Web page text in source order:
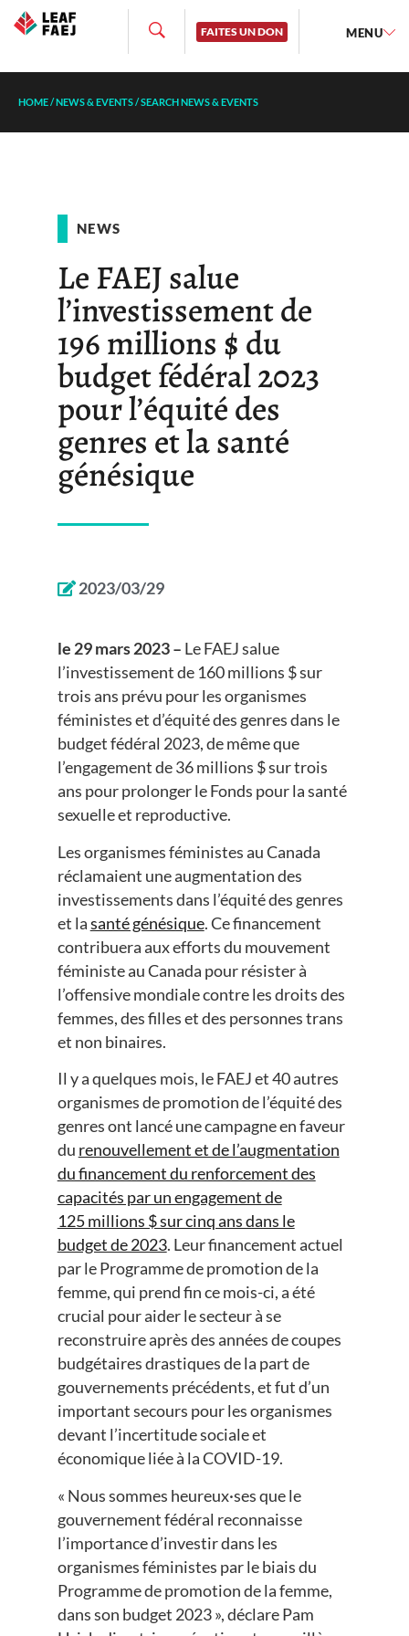
FAITES UN DON MENU
HOME/NEWS & EVENTS/SEARCH NEWS & EVENTS
NEWS
Le FAEJ salue
l’investissement de
196 millions $ du
budget fédéral 2023
pour l’équité des
genres et la santé
génésique
2023/03/29
le 29 mars 2023 – Le FAEJ salue
l’investissement de 160 millions $ sur
trois ans prévu pour les organismes
féministes et d’équité des genres dans le
budget fédéral 2023, de même que
l’engagement de 36 millions $ sur trois
ans pour prolonger le Fonds pour la santé
sexuelle et reproductive.
Les organismes féministes au Canada
réclamaient une augmentation des
investissements dans l’équité des genres
et lasanté génésique. Ce financement
contribuera aux efforts du mouvement
féministe au Canada pour résister à
l’offensive mondiale contre les droits des
femmes, des filles et des personnes trans
et non binaires.
Il y a quelques mois, le FAEJ et 40 autres
organismes de promotion de l’équité des
genres ont lancé une campagne en faveur
du renouvellement et de l’augmentation
du financement du renforcement des
capacités par un engagement de
125 millions $ sur cinq ans dans le
budget de 2023. Leur financement actuel
par le Programme de promotion de la
femme, qui prend fin ce mois-ci, a été
crucial pour aider le secteur à se
reconstruire après des années de coupes
budgétaires drastiques de la part de
gouvernements précédents, et fut d’un
important secours pour les organismes
devant l’incertitude sociale et
économique liée à la COVID-19.
« Nous sommes heureux·ses que le
gouvernement fédéral reconnaisse
l’importance d’investir dans les
organismes féministes par le biais du
Programme de promotion de la femme,
dans son budget 2023 », déclare Pam